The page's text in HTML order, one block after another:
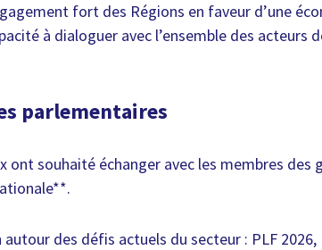
fort des Régions en faveur d’une
à dialoguer avec l’ensemble des acteurs
parlementaires
ont souhaité échanger avec les membres des
des défis actuels du secteur : PLF 2026,